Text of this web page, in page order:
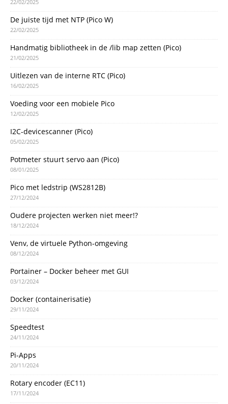
22/02/2025
De juiste tijd met NTP (Pico W)
22/02/2025
Handmatig bibliotheek in de /lib map zetten (Pico)
21/02/2025
Uitlezen van de interne RTC (Pico)
16/02/2025
Voeding voor een mobiele Pico
12/02/2025
I2C-devicescanner (Pico)
05/02/2025
Potmeter stuurt servo aan (Pico)
08/01/2025
Pico met ledstrip (WS2812B)
27/12/2024
Oudere projecten werken niet meer!?
18/12/2024
Venv, de virtuele Python-omgeving
08/12/2024
Portainer – Docker beheer met GUI
03/12/2024
Docker (containerisatie)
29/11/2024
Speedtest
24/11/2024
Pi-Apps
20/11/2024
Rotary encoder (EC11)
17/11/2024